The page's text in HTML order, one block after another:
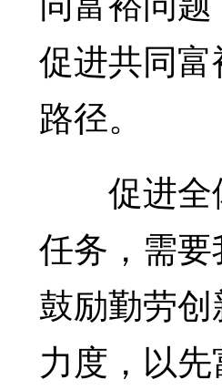
促进共同
路径。
促进全
任务，需
鼓励勤劳
力度，以